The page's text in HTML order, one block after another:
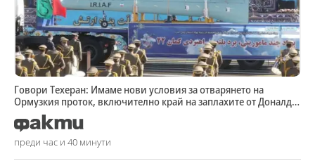
Говори Техеран: Имаме нови условия за отварянето на
Ормузкия проток, включително край на заплахите от Доналд
Тръмп
преди час и 40 минути